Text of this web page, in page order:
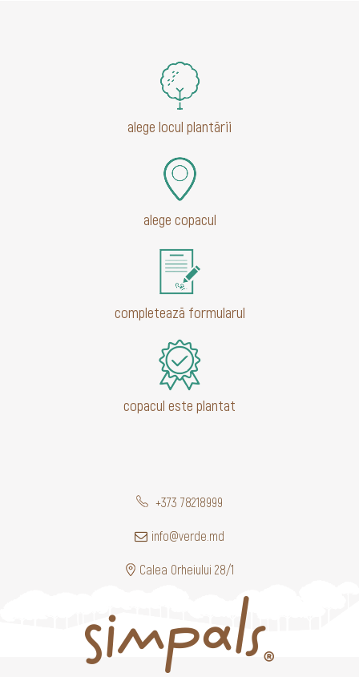
alege locul plantării
alege copacul
completează formularul
copacul este plantat
+373 78218999
info@verde.md
Calea Orheiului 28/1